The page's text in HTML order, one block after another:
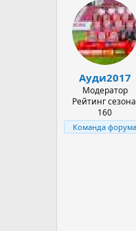
м
а
ч
а
л
Ауди2017
Модератор
Рейтинг
160
Команда форума